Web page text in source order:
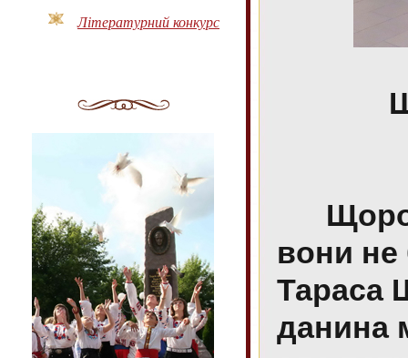
Літературний конкурс
вони не
Тараса
данина